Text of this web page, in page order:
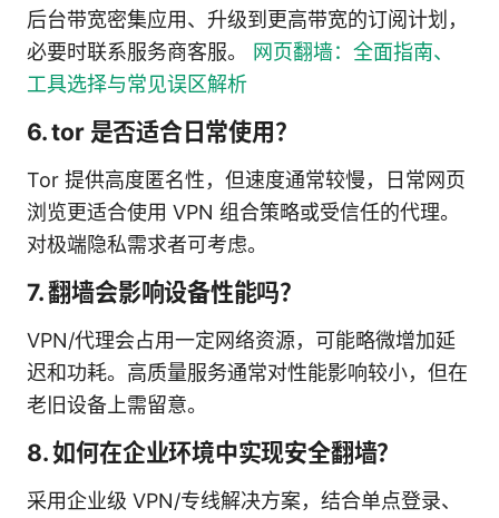
后台带宽密集应用、升级到更高带宽的订阅计划，
必要时联系服务商客服。 网页翻墙：全面指南、
工具选择与常见误区解析
6. tor 是否适合日常使用？
Tor 提供高度匿名性，但速度通常较慢，日常网页
浏览更适合使用 VPN 组合策略或受信任的代理。
对极端隐私需求者可考虑。
7. 翻墙会影响设备性能吗？
VPN/代理会占用一定网络资源，可能略微增加延
迟和功耗。高质量服务通常对性能影响较小，但在
老旧设备上需留意。
8. 如何在企业环境中实现安全翻墙？
采用企业级 VPN/专线解决方案，结合单点登录、